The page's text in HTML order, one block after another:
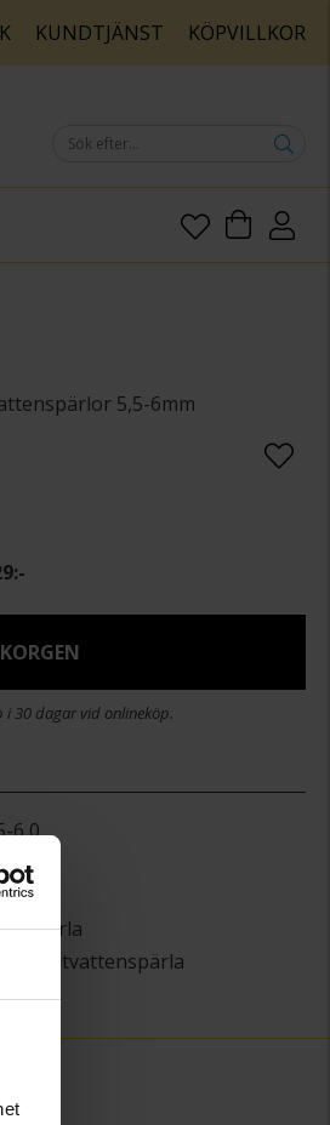
KUNDTJÄNST KÖPVILLKOR
5,5-6mm
i 30 dagar vid onlineköp.
6,0
saltvattenspärla